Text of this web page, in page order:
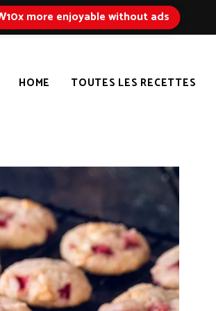
10x more enjoyable without ads
HOME TOUTES LES RECETTES